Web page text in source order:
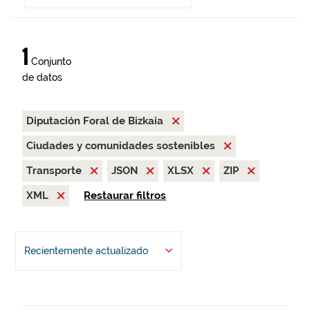
1 Conjunto
de datos
Diputación Foral de Bizkaia
Ciudades y comunidades sostenibles
Transporte
JSON XLSX
ZIP
XML
Restaurar filtros
Recientemente actualizado